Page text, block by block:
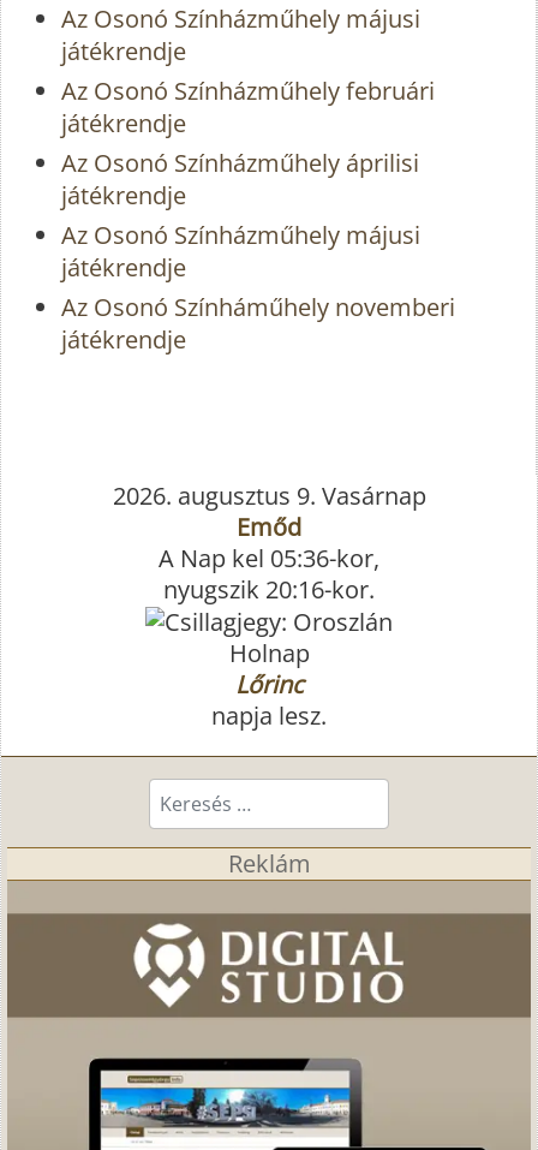
Az Osonó Színházműhely májusi
játékrendje
Az Osonó Színházműhely februári
játékrendje
Az Osonó Színházműhely áprilisi
játékrendje
Az Osonó Színházműhely májusi
játékrendje
Az Osonó Színháműhely novemberi
játékrendje
2026. augusztus 9. Vasárnap
Emőd
A Nap kel 05:36-kor,
nyugszik 20:16-kor.
Holnap
Lőrinc
napja lesz.
Keresés...
Reklám